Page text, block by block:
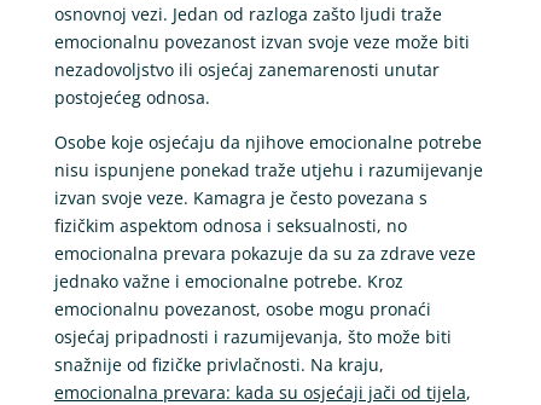
osnovnoj vezi. Jedan od razloga zašto ljudi traže
emocionalnu povezanost izvan svoje veze može biti
nezadovoljstvo ili osjećaj zanemarenosti unutar
postojećeg odnosa.
Osobe koje osjećaju da njihove emocionalne potrebe
nisu ispunjene ponekad traže utjehu i razumijevanje
izvan svoje veze. Kamagra je često povezana s
fizičkim aspektom odnosa i seksualnosti, no
emocionalna prevara pokazuje da su za zdrave veze
jednako važne i emocionalne potrebe. Kroz
emocionalnu povezanost, osobe mogu pronaći
osjećaj pripadnosti i razumijevanja, što može biti
snažnije od fizičke privlačnosti. Na kraju,
emocionalna prevara: kada su osjećaji jači od tijela,